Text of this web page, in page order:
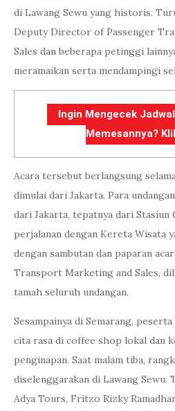
di Lawang Sewu yang historis.
Deputy Director of Passenger
Sales dan beberapa petinggi
meramaikan serta mendampingi
Ingin Mengecek
Memesannya?
Acara tersebut berlangsung
dimulai dari Jakarta. Para
dari Jakarta, tepatnya dari Stasiun
perjalanan dengan Kereta Wisata
dengan sambutan dan paparan
Transport Marketing and Sales,
tamah seluruh undangan.
Sesampainya di Semarang,
cita rasa di coffee shop lokal dan
penginapan. Saat malam tiba,
diselenggarakan di Lawang
Adya Tours, Fritzo Rizky